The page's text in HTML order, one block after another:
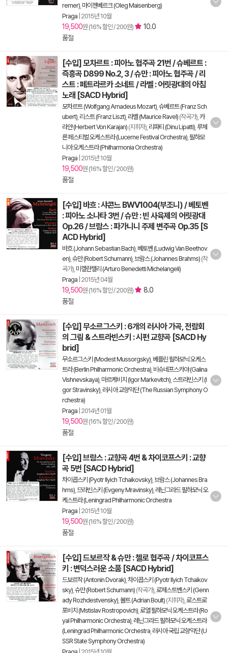
remer) 마이젠베르크 (Oleg Maisenberg)
Praga 2015년 10월
19,500원 (16% 할인 / 200원)
10.0
품절
[수입] 모차르트 : 피아노 협주곡 21번 / 슈베르트 :
즉흥곡 D899 No.2, 3 / 슈만 : 피아노 협주곡 / 리
스트 : 페트라르카 소네트 / 라벨 : 어릿광대의 아침
노래 [SACD Hybrid]
모차르트 (Wolfgang Amadeus Mozart) 슈베르트 (Franz Sch
ubert) 리스트 (Franz Liszt) 라벨 (Maurice Ravel) (작곡가), 카
라얀 (Herbert Von Karajan) (지휘자), 리파티 (Dinu Lipatti) 루체
른 페스티벌 오케스트라 (Lucerne Festival Orchestra) 필하모
니아 오케스트라 (Philharmonia Orchestra)
Praga 2015년 10월
19,500원 (16% 할인 / 200원)
품절
[수입] 바흐 : 샤콘느 BWV1004(부조니) / 베토벤
: 피아노 소나타 3번 / 슈만 : 빈 사육제의 어릿광대
Op.26 / 브람스 : 파가니니 주제 변주곡 Op.35 [S
ACD Hybrid]
바흐 (Johann Sebastian Bach) 베토벤 (Ludwig Van Beethov
en) 슈만 (Robert Schumann) 브람스 (Johannes Brahms) (작
곡가), 미켈란젤리 (Arturo Benedetti Michelangeli)
Praga 2015년 04월
19,500원 (16% 할인 / 200원)
8.0
품절
[수입] 무소르그스키 : 6개의 러시아 가곡, 전람회
의 그림 & 스트라빈스키 : 시편 교향곡 [SACD Hy
brid]
무소르그스키 (Modest Mussorgsky) 베를린 필하모닉 오케스
트라 (Berlin Philharmonic Orchestra) 비슈네프스카야 (Galina
Vishnevskaya) 마르케비치 (Igor Markevitch) 스트라빈스키 (I
gor Stravinsky) 러시아 교향악단 (The Russian Symphony O
rchestra)
Praga 2014년 01월
19,500원 (16% 할인 / 200원)
품절
[수입] 브람스 : 교향곡 4번 & 차이코프스키 : 교향
곡 5번 [SACD Hybrid]
차이콥스키 (Pyotr Ilyich Tchaikovsky) 브람스 (Johannes Bra
hms) 므라빈스키 (Evgeny Mravinsky) 레닌그라드 필하모닉 오
케스트라 (Leningrad Philharmonic Orchestra
Praga 2015년 10월
19,500원 (16% 할인 / 200원)
품절
[수입] 드보르작 & 슈만 : 첼로 협주곡 / 차이코프스
키 : 변덕스러운 소품 [SACD Hybrid]
드보르작 (Antonin Dvorak) 차이콥스키 (Pyotr Ilyich Tchaikov
sky) 슈만 (Robert Schumann) (작곡가), 로제스트벤스키 (Genn
ady Rozhdestvensky) 볼트 (Adrian Boult) (지휘자), 로스트로
포비치 (Mstislav Rostropovich) 로열 필하모닉 오케스트라 (Ro
yal Philharmonic Orchestra) 레닌그라드 필하모닉 오케스트라
(Leningrad Philharmonic Orchestra 러시아 국립 교향악단 (U
SSR State Symphony Orchestra)